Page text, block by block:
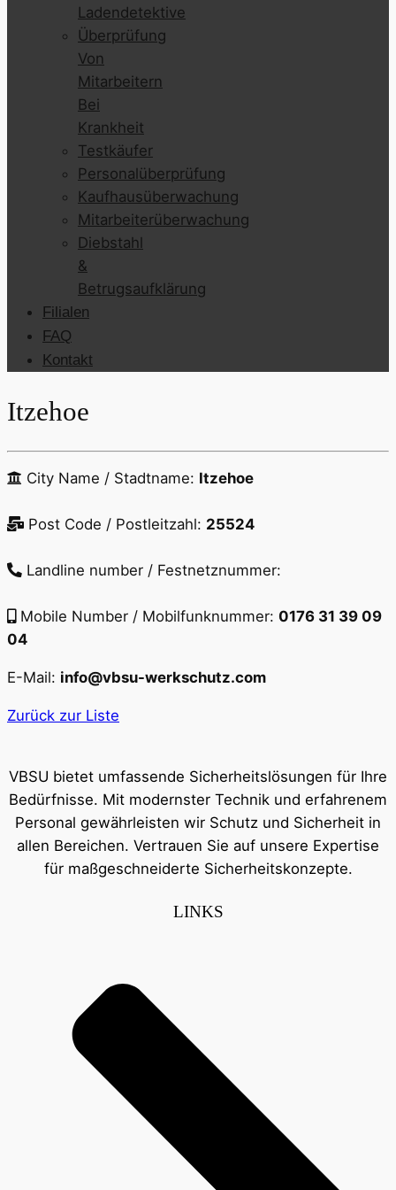
Ladendetektive
Überprüfung
Von
Mitarbeitern
Bei
Krankheit
Testkäufer
Personalüberprüfung
Kaufhausüberwachung
Mitarbeiterüberwachung
Diebstahl
&
Betrugsaufklärung
Filialen
FAQ
Kontakt
Itzehoe
City Name / Stadtname: Itzehoe
Post Code / Postleitzahl: 25524
Landline number / Festnetznummer:
Mobile Number / Mobilfunknummer: 0176 31 39 09
04
E-Mail: info@vbsu-werkschutz.com
Zurück zur Liste
VBSU bietet umfassende Sicherheitslösungen für Ihre
Bedürfnisse. Mit modernster Technik und erfahrenem
Personal gewährleisten wir Schutz und Sicherheit in
allen Bereichen. Vertrauen Sie auf unsere Expertise
für maßgeschneiderte Sicherheitskonzepte.
LINKS